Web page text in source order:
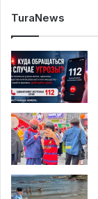
TuraNews